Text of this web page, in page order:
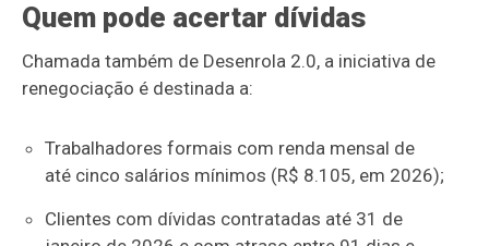
Quem pode acertar dívidas
Chamada também de Desenrola 2.0, a iniciativa de
renegociação é destinada a:
Trabalhadores formais com renda mensal de
até cinco salários mínimos (R$ 8.105, em 2026);
Clientes com dívidas contratadas até 31 de